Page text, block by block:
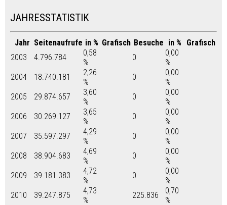
JAHRESSTATISTIK
Jahr Seitenaufrufe in % Grafisch Besuche in %
Grafisch
2003
4.796.784
0,58
%
0
0,00
%
2004
18.740.181
2,26
%
0
0,00
%
2005
29.874.657
3,60
%
0
0,00
%
2006
30.269.127
3,65
%
0
0,00
%
2007
35.597.297
4,29
%
0
0,00
%
2008
38.904.683
4,69
%
0
0,00
%
2009
39.181.383
4,72
%
0
0,00
%
2010
39.247.875
4,73
%
225.836
0,70
%